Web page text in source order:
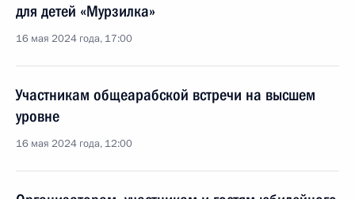
для детей «Мурзилка»
16 мая 2024 года, 17:00
Участникам общеарабской встречи на высшем
уровне
16 мая 2024 года, 12:00